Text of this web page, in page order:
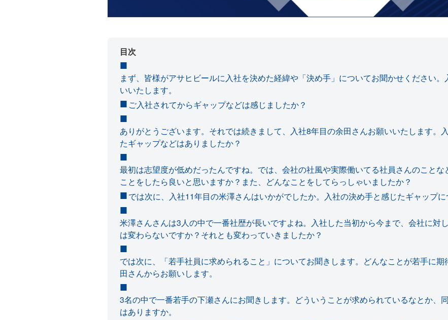
目次
まず、皆様がアサヒビールに入社を決めた経緯や「決め手」についてお聞かせください
いいたします。
ご入社されてからギャップなどは感じましたか？
ありがとうございます。それでは続きまして、入社8年目の余田さんお願いいたします。
たギャップなどはありましたか？
最初は志望度が低めだったんですね。では、会社の社風や実際働いてる社員さんのこと
ことをしたら良いと思いますか？また、どんなことをしてらっしゃいましたか？
では次に、入社11年目の米澤さんはいかがでしたか。入社の決め手と感じたギャップに
米澤さんさんは3人の中で一番社歴が長いですよね。入社した当初から今まで、会社に対
は変わらないですか？それとも変わっていきましたか？
では次に、「若手社員に求められること」についてお聞きします。どんなことが若手に
田さんからお願いします。
3名の中で一番若手の下瀬さんにお聞きします。どういうことが求められているなとか、
はありますか。